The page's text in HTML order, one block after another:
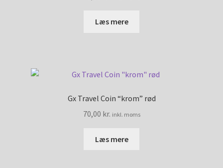
Læs mere
Gx Travel Coin “krom” rød
70,00 kr. inkl. moms
Læs mere